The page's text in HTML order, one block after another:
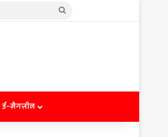
ई-मैगज़ीन